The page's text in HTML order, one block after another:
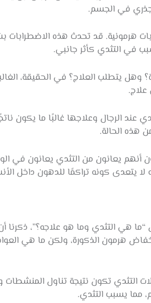
جذري في الجسم.
هرمونية. قد تحدث هذه
في التثدي كأثر جانبي.
يتطلب العلاج؟ في الحقيقة،
عند الرجال وعلاجها غالبًا ما يكون
هذه الحالة.
أنهم يعانون من التثدي يعانون في
يتعدى كونه تراكمًا للدهون داخل
هي التثدي وما هو علاجه؟”، ذكرنا
هرمون الذكورة، ولكن ما هي
حالات التثدي تكون نتيجة تناول
مما يسبب التثدي.